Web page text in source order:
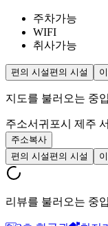
주차가능
WIFI
취사가능
편의 시설 편의 시설
지도를 불러오는 중
주소서귀포시 제주
주소복사
편의 시설 편의 시설
리뷰를 불러오는 중